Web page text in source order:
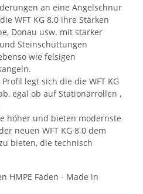
an eine Angelschnur
WFT KG 8.0 ihre Stärken
Donau usw. mit starker
Steinschüttungen
wie felsigen
legt sich die die WFT KG
egal ob auf Stationärrollen ,
höher und bieten modernste
neuen WFT KG 8.0 dem
bieten, die technisch
HMPE Fäden - Made in